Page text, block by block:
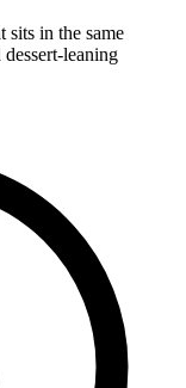
in the same
leaning